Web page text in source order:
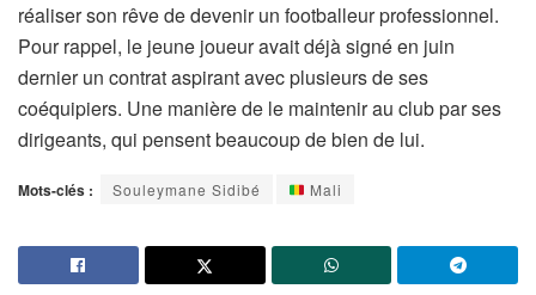
réaliser son rêve de devenir un footballeur professionnel.
Pour rappel, le jeune joueur avait déjà signé en juin
dernier un contrat aspirant avec plusieurs de ses
coéquipiers. Une manière de le maintenir au club par ses
dirigeants, qui pensent beaucoup de bien de lui.
Mots-clés : Souleymane Sidibé Mali